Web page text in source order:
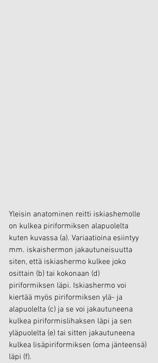
Yleisin anatominen reitti iskiashemolle
on kulkea piriformiksen alapuolelta
kuten kuvassa (a). Variaatioina esiintyy
mm. iskaishermon jakautuneisuutta
siten, että iskiashermo kulkee joko
osittain (b) tai kokonaan (d)
piriformiksen läpi. Iskiashermo voi
kiertää myös piriformiksen ylä- ja
alapuolelta (c) ja se voi jakautuneena
kulkea piriformislihaksen läpi ja sen
yläpuolelta (e) tai sitten jakautuneena
kulkea lisäpiriformiksen (oma jänteensä)
läpi (f).